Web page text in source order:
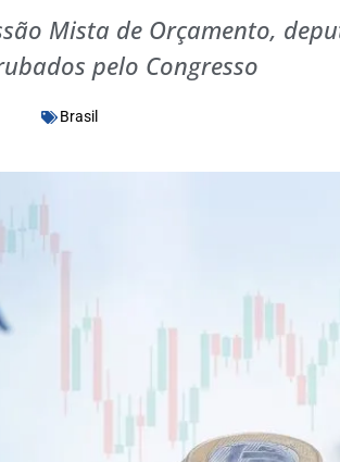
Mista de Orçamento,
pelo Congresso
Brasil